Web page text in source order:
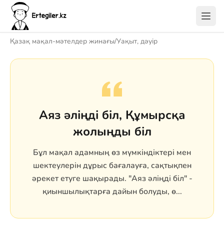
Қазақ мақал-мәтелдер жинағы/Уақыт, дәуір
Аяз әліңді біл, Құмырсқа
жолыңды біл
Бұл мақал адамның өз мүмкіндіктері мен
шектеулерін дұрыс бағалауға, сақтықпен
әрекет етуге шақырады. "Аяз әліңді біл" -
қиыншылықтарға дайын болуды, ө...